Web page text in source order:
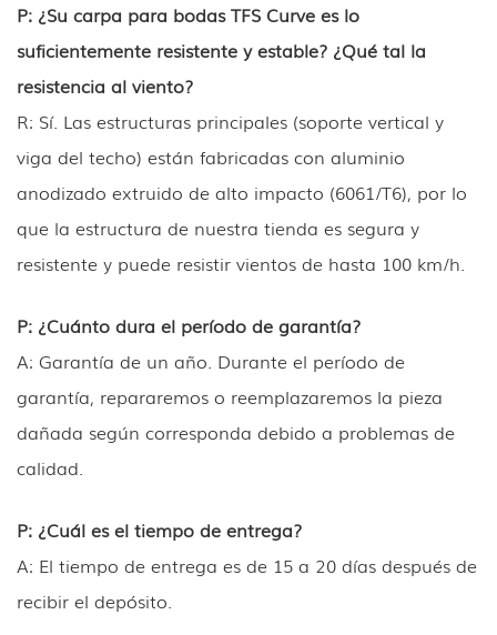
P: ¿Su carpa para bodas TFS Curve es lo
suficientemente resistente y estable? ¿Qué tal la
resistencia al viento?
R: Sí. Las estructuras principales (soporte vertical y
viga del techo) están fabricadas con aluminio
anodizado extruido de alto impacto (6061/T6), por lo
que la estructura de nuestra tienda es segura y
resistente y puede resistir vientos de hasta 100 km/h.
P: ¿Cuánto dura el período de garantía?
A: Garantía de un año. Durante el período de
garantía, repararemos o reemplazaremos la pieza
dañada según corresponda debido a problemas de
calidad.
P: ¿Cuál es el tiempo de entrega?
A: El tiempo de entrega es de 15 a 20 días después de
recibir el depósito.